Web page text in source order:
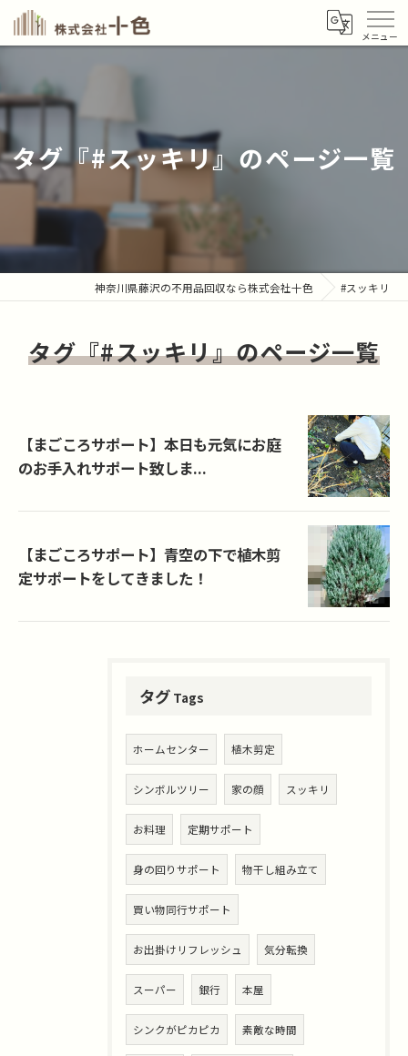
タグ『#スッキリ』のページ一覧
神奈川県藤沢の不用品回収なら株式会社十色 #スッキリ
タグ『#スッキリ』のページ一覧
【まごころサポート】本日も元気にお庭
のお手入れサポート致しま...
【まごころサポート】青空の下で植木剪
定サポートをしてきました！
タグ Tags
ホームセンター 植木剪定
シンボルツリー 家の顔 スッキリ
お料理 定期サポート
身の回りサポート 物干し組み立て
買い物同行サポート
お出掛けリフレッシュ 気分転換
スーパー 銀行 本屋
シンクがピカピカ 素敵な時間